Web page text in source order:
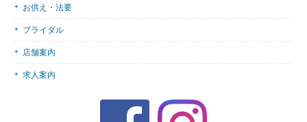
お供え・法要
ブライダル
店舗案内
求人案内